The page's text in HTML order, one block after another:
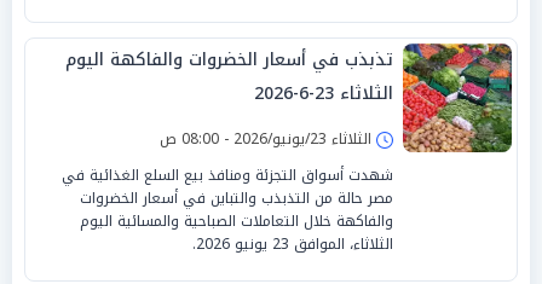
تذبذب في أسعار الخضروات والفاكهة اليوم
الثلاثاء 23-6-2026
الثلاثاء 23/يونيو/2026 - 08:00 ص
شهدت أسواق التجزئة ومنافذ بيع السلع الغذائية في
مصر حالة من التذبذب والتباين في أسعار الخضروات
والفاكهة خلال التعاملات الصباحية والمسائية اليوم
الثلاثاء، الموافق 23 يونيو 2026.